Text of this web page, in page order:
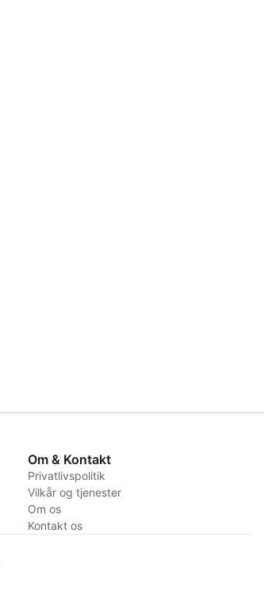
Om & Kontakt
Privatlivspolitik
Vilkår og tjenester
Om os
Kontakt os